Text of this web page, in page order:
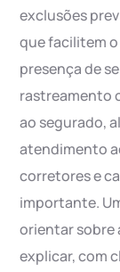
exclusões
que facilitem
presença de
rastreamento
ao segurado,
atendimento
corretores e
importante.
orientar sobre
explicar, com